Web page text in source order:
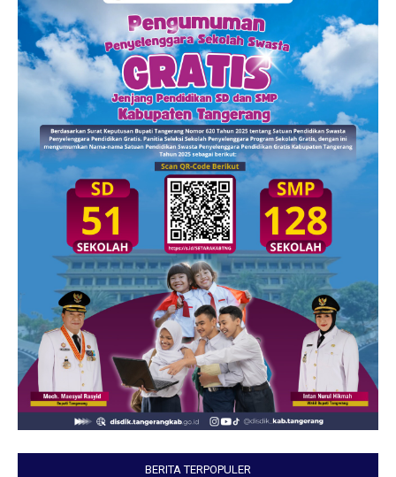
BERITA TERPOPULER